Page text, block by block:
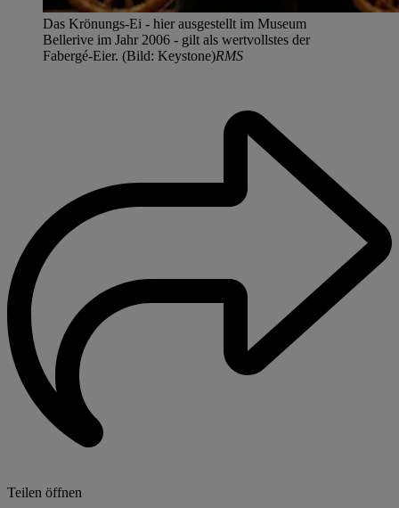
Das Krönungs-Ei - hier ausgestellt im Museum
Bellerive im Jahr 2006 - gilt als wertvollstes der
Fabergé-Eier. (Bild: Keystone)RMS
Teilen öffnen